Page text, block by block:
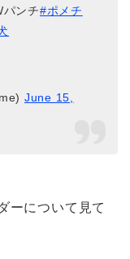
ンチ#ポメチ
June 15,
ーについて見て